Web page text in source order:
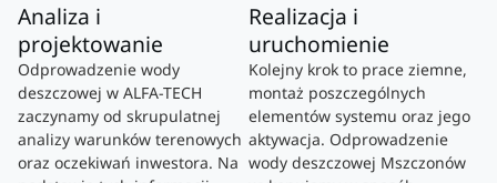
Analiza i
projektowanie
Odprowadzenie wody
deszczowej w ALFA-TECH
zaczynamy od skrupulatnej
analizy warunków terenowych
oraz oczekiwań inwestora. Na
Realizacja i
uruchomienie
Kolejny krok to prace ziemne,
montaż poszczególnych
elementów systemu oraz jego
aktywacja. Odprowadzenie
wody deszczowej Mszczonów